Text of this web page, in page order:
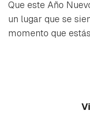
Que este Año
un lugar que se
momento que